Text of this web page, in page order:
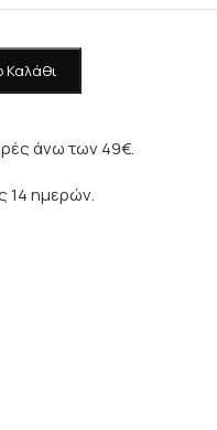
Καλάθι
άνω των 49€.
14 ημερών.